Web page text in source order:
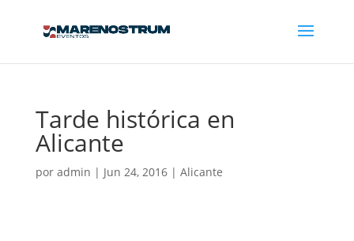
Tarde histórica en
Alicante
por admin | Jun 24, 2016| Alicante